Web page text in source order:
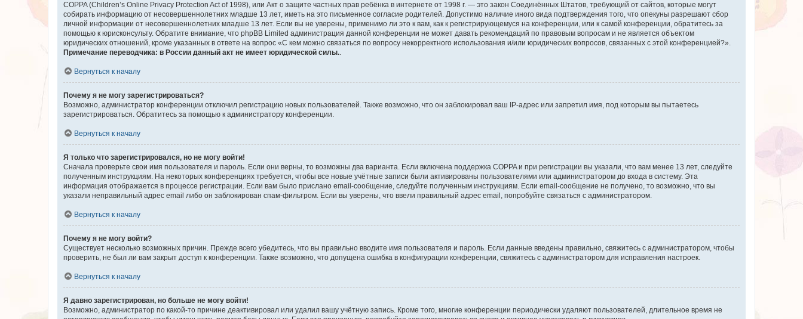
COPPA (Children’s Online Privacy Protection Act of 1998), или Акт о защите частных прав ребёнка в интернете от 1998 г. — это закон Соединённых Штатов, требующий от сайтов, которые могут
собирать информацию от несовершеннолетних младше 13 лет, иметь на это письменное согласие родителей. Допустимо наличие иного вида подтверждения того, что опекуны разрешают сбор
личной информации от несовершеннолетних младше 13 лет. Если вы не уверены, применимо ли это к вам, как к регистрирующемуся на конференции, или к самой конференции, обратитесь за
помощью к юрисконсульту. Обратите внимание, что phpBB Limited администрация данной конференции не может давать рекомендаций по правовым вопросам и не является объектом
юридических отношений, кроме указанных в ответе на вопрос «С кем можно связаться по вопросу некорректного использования и/или юридических вопросов, связанных с этой конференцией?».
Примечание переводчика: в России данный акт не имеет юридической силы..
Вернуться к началу
Почему я не могу зарегистрироваться?
Возможно, администратор конференции отключил регистрацию новых пользователей. Также возможно, что он заблокировал ваш IP-адрес или запретил имя, под которым вы пытаетесь
зарегистрироваться. Обратитесь за помощью к администратору конференции.
Вернуться к началу
Я только что зарегистрировался, но не могу войти!
Сначала проверьте свои имя пользователя и пароль. Если они верны, то возможны два варианта. Если включена поддержка COPPA и при регистрации вы указали, что вам менее 13 лет, следуйте
полученным инструкциям. На некоторых конференциях требуется, чтобы все новые учётные записи были активированы пользователями или администратором до входа в систему. Эта
информация отображается в процессе регистрации. Если вам было прислано email-сообщение, следуйте полученным инструкциям. Если email-сообщение не получено, то возможно, что вы
указали неправильный адрес email либо он заблокирован спам-фильтром. Если вы уверены, что ввели правильный адрес email, попробуйте связаться с администратором.
Вернуться к началу
Почему я не могу войти?
Существует несколько возможных причин. Прежде всего убедитесь, что вы правильно вводите имя пользователя и пароль. Если данные введены правильно, свяжитесь с администратором, чтобы
проверить, не был ли вам закрыт доступ к конференции. Также возможно, что допущена ошибка в конфигурации конференции, свяжитесь с администратором для исправления настроек.
Вернуться к началу
Я давно зарегистрирован, но больше не могу войти!
Возможно, администратор по какой-то причине деактивировал или удалил вашу учётную запись. Кроме того, многие конференции периодически удаляют пользователей, длительное время не